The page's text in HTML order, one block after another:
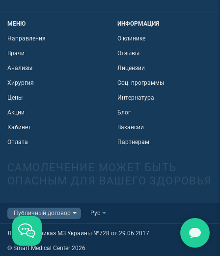
МЕНЮ
Направления
Врачи
Анализы
Хирургия
Цены
Акции
Кабинет
Оплата
ИНФОРМАЦИЯ
О клинике
Отзывы
Лицензии
Соц. программы
Интернатура
Блог
Вакансии
Партнерам
САМОЛЕЧЕНИЕ МОЖЕТ БЫТЬ
ОПАСНЫМ ДЛЯ ВАШЕГО ЗДОРОВЬЯ
Лицензия приказ МЗ Украины №728 от 29.06.2017
© Smart Medical Center 2026